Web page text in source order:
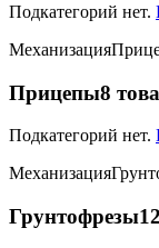
Подкатегорий нет.
Механизация
Прицепы8
Подкатегорий нет.
Механизация
Грунтофрезы